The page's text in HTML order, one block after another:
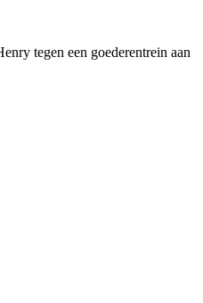
tegen een goederentrein aan